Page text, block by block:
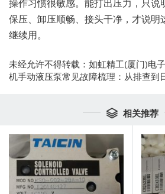
保压、卸压顺畅、接头干净，才说明
继续用。
未经允许不得转载： 如虹精工(厦门)电
机手动液压泵常见故障梳理：从排查到
 相关推荐